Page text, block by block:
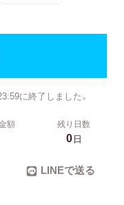
に終了しました。
額 残り日数
0日
LINEで送る